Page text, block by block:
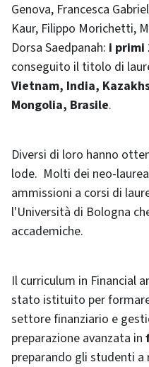
Genova, Francesca
Kaur, Filippo Morichetti,
Dorsa Saedpanah: i primi
conseguito il titolo di
Vietnam, India,
Mongolia, Brasile.
Diversi di loro hanno
lode. Molti dei neo-
ammissioni a corsi di
l'Università di Bologna
accademiche.
Il curriculum in Financial
stato istituito per
settore finanziario e
preparazione avanzata in
preparando gli studenti a